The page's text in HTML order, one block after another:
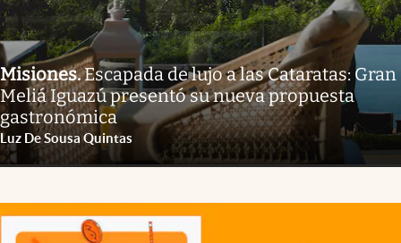
Misiones.Escapada de lujo a las Cataratas: Gran
Meliá Iguazú presentó su nueva propuesta
gastronómica
Luz De Sousa Quintas